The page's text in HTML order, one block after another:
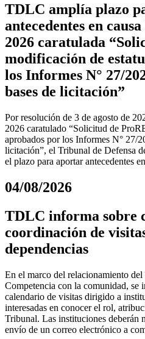
TDLC amplía plazo
antecedentes en
2026 caratulada
modificación de
los Informes N° 27/
bases de licitación”
Por resolución de 3 de agosto de
2026 caratulado “Solicitud de
aprobados por los Informes N° 27/
licitación”, el Tribunal de Defensa
el plazo para aportar antecedentes
04/08/2026
TDLC informa sobre
coordinación de
dependencias
En el marco del relacionamiento
Competencia con la comunidad, se
calendario de visitas dirigido a
interesadas en conocer el rol,
Tribunal. Las instituciones deberán
envío de un correo electrónico a